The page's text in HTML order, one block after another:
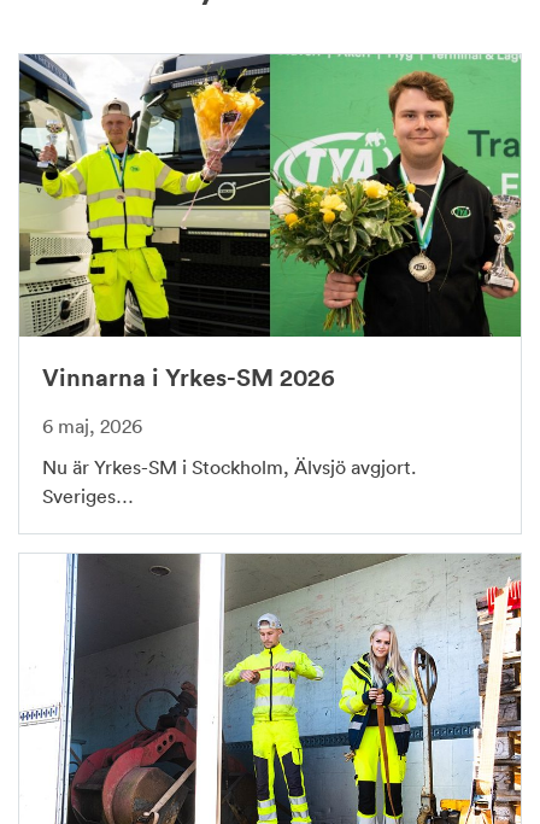
Vinnarna i Yrkes-SM 2026
6 maj, 2026
Nu är Yrkes-SM i Stockholm, Älvsjö avgjort.
Sveriges…